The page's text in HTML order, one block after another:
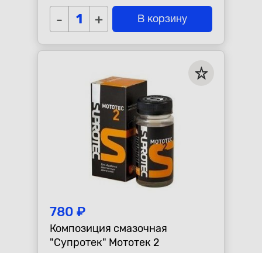
- + В корзину
780 ₽
Композиция смазочная
"Супротек" Мототек 2